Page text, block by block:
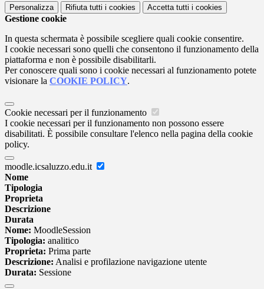
Personalizza Rifiuta tutti i cookies Accetta tutti i cookies
Gestione cookie
In questa schermata è possibile scegliere quali cookie consentire.
I cookie necessari sono quelli che consentono il funzionamento della
piattaforma e non è possibile disabilitarli.
Per conoscere quali sono i cookie necessari al funzionamento potete
visionare la COOKIE POLICY.
Cookie necessari per il funzionamento
I cookie necessari per il funzionamento non possono essere
disabilitati. È possibile consultare l'elenco nella pagina della cookie
policy.
moodle.icsaluzzo.edu.it
Nome
Tipologia
Proprieta
Descrizione
Durata
Nome: MoodleSession
Tipologia: analitico
Proprieta: Prima parte
Descrizione: Analisi e profilazione navigazione utente
Durata: Sessione